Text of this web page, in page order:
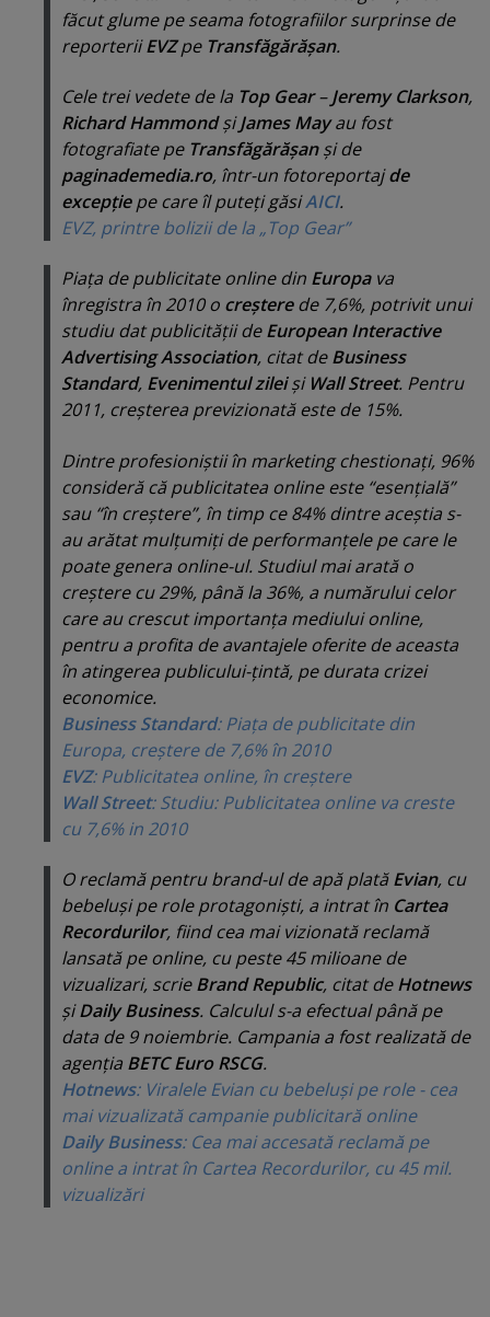
făcut glume pe seama fotografiilor surprinse de
reporteriiEVZpe Transfăgărăşan.
Cele trei vedete de la Top Gear–Jeremy Clarkson,
Richard HammondşiJames Mayau fost
fotografiate pe Transfăgărăşanşi de
paginademedia.ro, într-un fotoreportajde
excepţiepe care îl puteţi găsiAICI.
EVZ, printre bolizii de la „Top Gear”
Piaţa de publicitate online din Europa va
înregistra în 2010 o creşterede 7,6%, potrivit unui
studiu dat publicităţii deEuropean Interactive
Advertising Association, citat deBusiness
Standard, Evenimentul zileişi Wall Street. Pentru
2011, creşterea previzionată este de 15%.
Dintre profesioniştii în marketing chestionaţi, 96%
consideră că publicitatea online este “esenţială”
sau “în creştere”, în timp ce 84% dintre aceştia s-
au arătat mulţumiţi de performanţele pe care le
poate genera online-ul. Studiul mai arată o
creştere cu 29%, până la 36%, a numărului celor
care au crescut importanţa mediului online,
pentru a profita de avantajele oferite de aceasta
în atingerea publicului-ţintă, pe durata crizei
economice.
Business Standard: Piaţa de publicitate din
Europa, creştere de 7,6% în 2010
EVZ: Publicitatea online, în creştere
Wall Street: Studiu: Publicitatea online va creste
cu 7,6% in 2010
O reclamă pentru brand-ul de apă platăEvian, cu
bebeluşi pe role protagonişti, a intrat în Cartea
Recordurilor, fiind cea mai vizionată reclamă
lansată pe online, cu peste 45 milioane de
vizualizari, scrieBrand Republic, citat deHotnews
şiDaily Business. Calculul s-a efectual până pe
data de 9 noiembrie. Campania a fost realizată de
agenţia BETC Euro RSCG.
Hotnews: Viralele Evian cu bebeluşi pe role - cea
mai vizualizată campanie publicitară online
Daily Business: Cea mai accesată reclamă pe
online a intrat în Cartea Recordurilor, cu 45 mil.
vizualizări